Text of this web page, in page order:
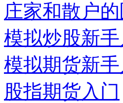
庄家和散户的
模拟炒股新手
模拟期货新手
股指期货入门